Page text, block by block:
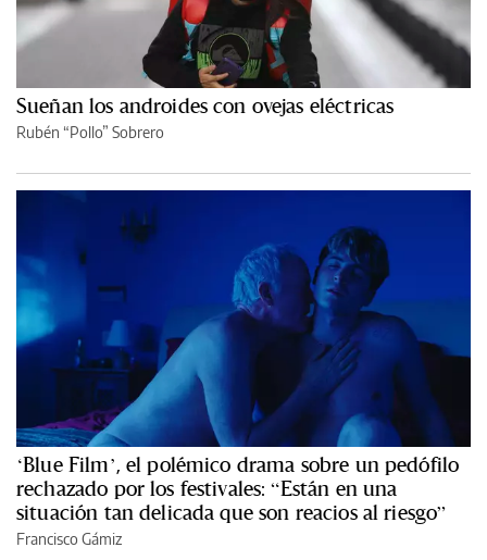
Sueñan los androides con ovejas eléctricas
Rubén “Pollo” Sobrero
‘Blue Film’, el polémico drama sobre un pedófilo
rechazado por los festivales: “Están en una
situación tan delicada que son reacios al riesgo”
Francisco Gámiz